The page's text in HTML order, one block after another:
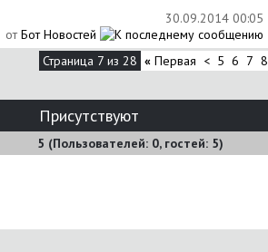
30.09.201400:05
отБот Новостей
Страница 7 из 28 « Первая < 5 6 7 8
Присутствуют
5 (Пользователей: 0, гостей: 5)